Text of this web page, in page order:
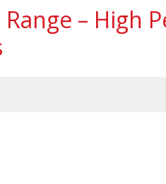
– High